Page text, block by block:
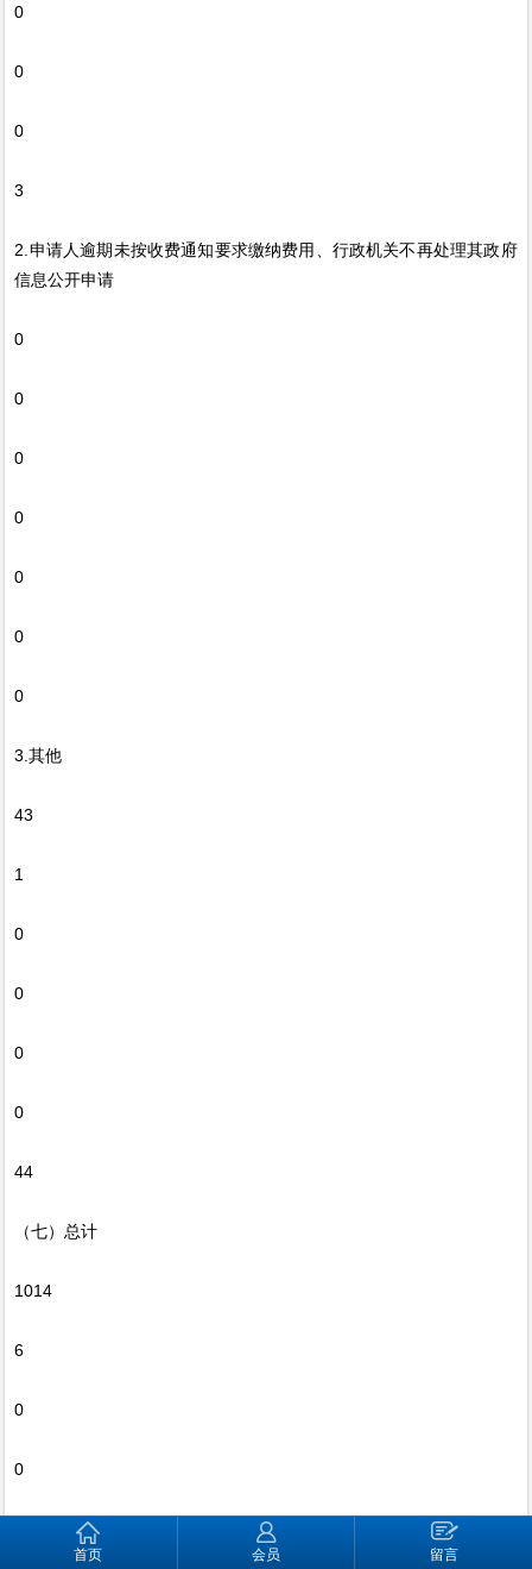
0
0
0
3
2.申请人逾期未按收费通知要求缴纳费用、行政机关不再处理其政府
信息公开申请
0
0
0
0
0
0
0
3.其他
43
1
0
0
0
0
44
（七）总计
1014
6
0
0
首页 会员 留言